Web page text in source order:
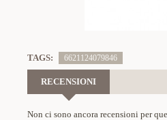
TAGS: 6621124079846
RECENSIONI
Non ci sono ancora recensioni per